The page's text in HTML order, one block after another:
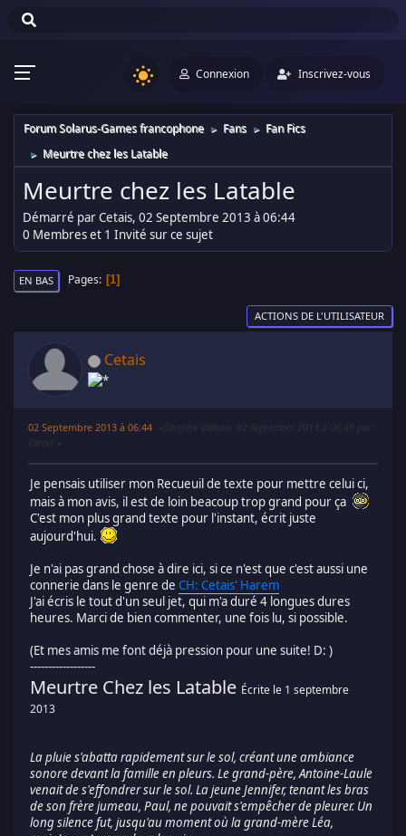
Connexion Inscrivez-vous
Forum Solarus-Games francophone ► Fans ► Fan Fics
► Meurtre chez les Latable
Meurtre chez les Latable
Démarré par Cetais, 02 Septembre 2013 à 06:44
0 Membres et 1 Invité sur ce sujet
EN BAS Pages 1
ACTIONS DE L'UTILISATEUR
Cetais
02 Septembre 2013 à 06:44 Dernière édition
Je pensais utiliser mon Recueuil de texte pour mettre celui ci,
mais à mon avis, il est de loin beacoup trop grand pour ça
C'est mon plus grand texte pour l'instant, écrit juste
aujourd'hui.
Je n'ai pas grand chose à dire ici, si ce n'est que c'est aussi une
connerie dans le genre de CH: Cetais' Harem
J'ai écris le tout d'un seul jet, qui m'a duré 4 longues dures
heures. Marci de bien commenter, une fois lu, si possible.
(Et mes amis me font déjà pression pour une suite! D: )
------------------
Meurtre Chez les Latable Écrite le 1 septembre
2013
La pluie s'abatta rapidement sur le sol, créant une ambiance
sonore devant la famille en pleurs. Le grand-père, Antoine-Laule
venait de s'effondrer sur le sol. La jeune Jennifer, tenant les bras
de son frère jumeau, Paul, ne pouvait s'empêcher de pleurer. Un
long silence fut, jusqu'au moment où la grand-mère Léa,